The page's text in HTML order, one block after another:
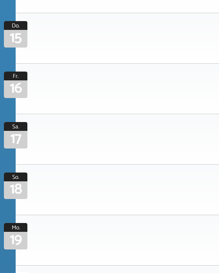
Do.
15
Fr.
16
Sa.
17
So.
18
Mo.
19